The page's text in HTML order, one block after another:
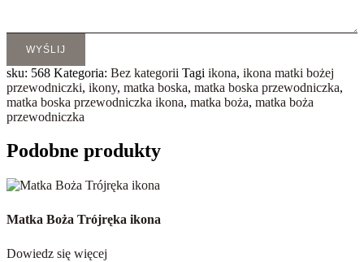
WYŚLIJ
sku: 568 Kategoria: Bez kategorii Tagi ikona, ikona matki bożej
przewodniczki, ikony, matka boska, matka boska przewodniczka,
matka boska przewodniczka ikona, matka boża, matka boża
przewodniczka
Podobne produkty
Matka Boża Trójręka ikona
Dowiedz się więcej